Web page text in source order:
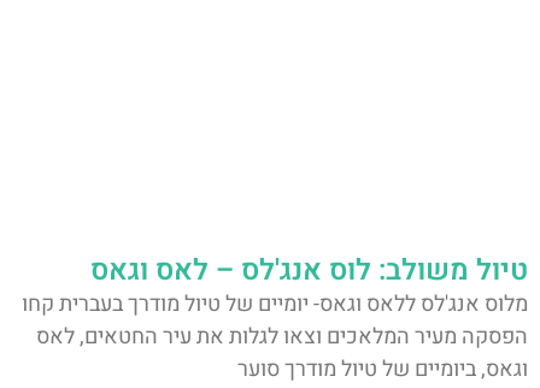
טיול משולב: לוס אנג'לס – לאס וגאס
מלוס אנג'לס ללאס וגאס- יומיים של טיול מודרך בעברית קחו
הפסקה מעיר המלאכים וצאו לגלות את עיר החטאים, לאס
וגאס, ביומיים של טיול מודרך סוער